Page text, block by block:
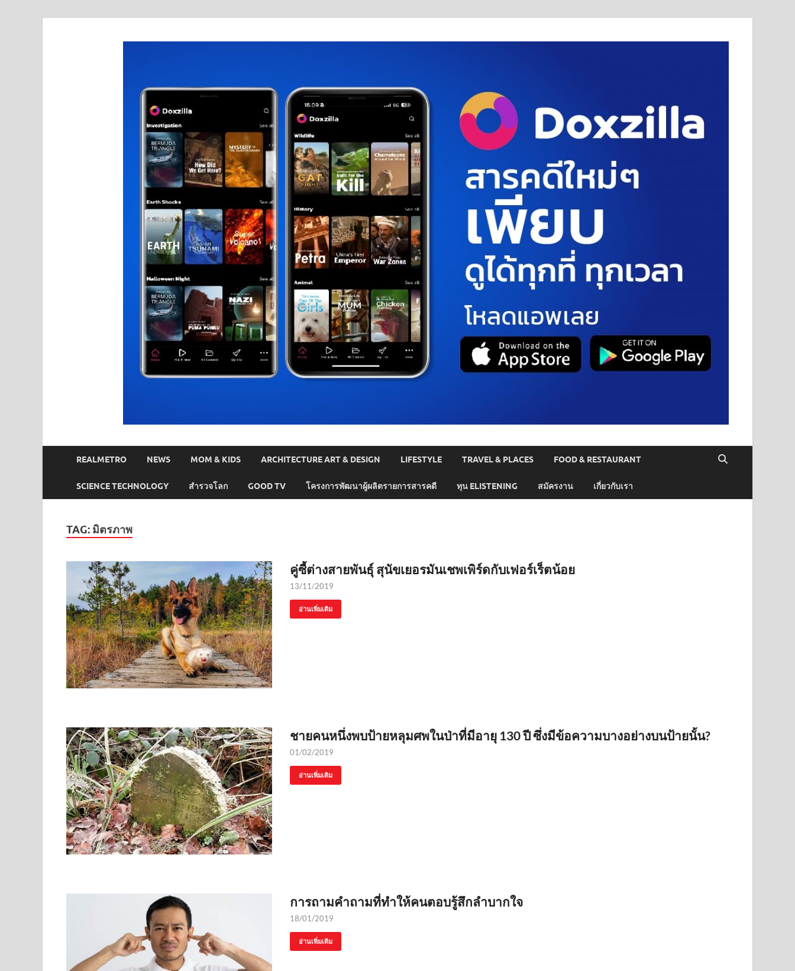
REALMETRO NEWS MOM & KIDS ARCHITECTURE ART & DESIGN LIFESTYLE TRAVEL & PLACES FOOD & RESTAURANT
SCIENCE TECHNOLOGY สำรวจโลก GOOD TV โครงการพัฒนาผู้ผลิตรายการสารคดี ทุน ELISTENING สมัครงาน เกี่ยวกับเรา
TAG: มิตรภาพ
คู่ซี้ต่างสายพันธุ์ สุนัขเยอรมันเชพเพิร์ดกับเฟอร์เร็ตน้อย
13/11/2019
อ่านเพิ่มเติม
ชายคนหนึ่งพบป้ายหลุมศพในป่าที่มีอายุ 130 ปี ซึ่งมีข้อความบางอย่างบนป้ายนั้น?
01/02/2019
อ่านเพิ่มเติม
การถามคำถามที่ทำให้คนตอบรู้สึกลำบากใจ
18/01/2019
อ่านเพิ่มเติม